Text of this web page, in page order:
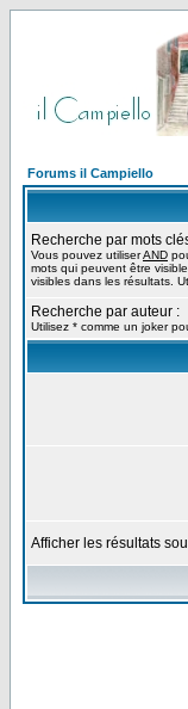
Forums il Campiello
Recherche par mots
Vous pouvez utiliserAND
mots qui peuvent être
visibles dans les résultats.
Recherche par auteur :
Utilisez * comme un joker
Afficher les résultats